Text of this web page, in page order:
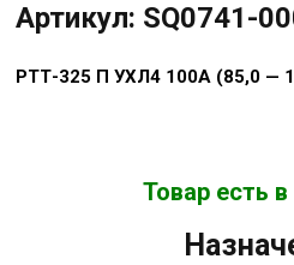
Артикул: SQ0741-
РТТ-325 П УХЛ4 100А (85,0 —
Товар есть